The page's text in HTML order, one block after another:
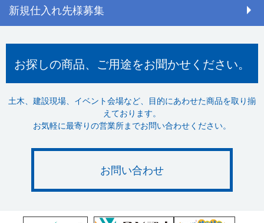
新規仕入れ先様募集
お探しの商品、ご用途をお聞かせください。
土木、建設現場、イベント会場など、目的にあわせた商品を取り揃
えております。
お気軽に最寄りの営業所までお問い合わせください。
お問い合わせ